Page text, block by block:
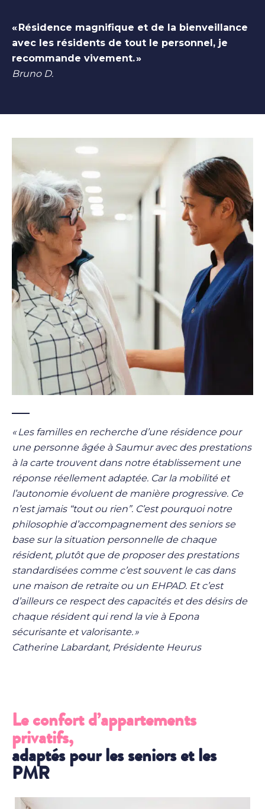
« Résidence magnifique et de la bienveillance
avec les résidents de tout le personnel, je
recommande vivement. »
Bruno D.
« Les familles en recherche d’une résidence pour
une personne âgée à Saumur avec des prestations
à la carte trouvent dans notre établissement une
réponse réellement adaptée. Car la mobilité et
l’autonomie évoluent de manière progressive. Ce
n’est jamais “tout ou rien”. C’est pourquoi notre
philosophie d’accompagnement des seniors se
base sur la situation personnelle de chaque
résident, plutôt que de proposer des prestations
standardisées comme c’est souvent le cas dans
une maison de retraite ou un EHPAD. Et c’est
d’ailleurs ce respect des capacités et des désirs de
chaque résident qui rend la vie à Epona
sécurisante et valorisante. »
Catherine Labardant, Présidente Heurus
Le confort d’appartements
privatifs,
adaptés pour les seniors et les
PMR